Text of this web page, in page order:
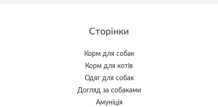
Сторінки
Корм для собак
Корм для котів
Одяг для собак
Догляд за собаками
Амуніція